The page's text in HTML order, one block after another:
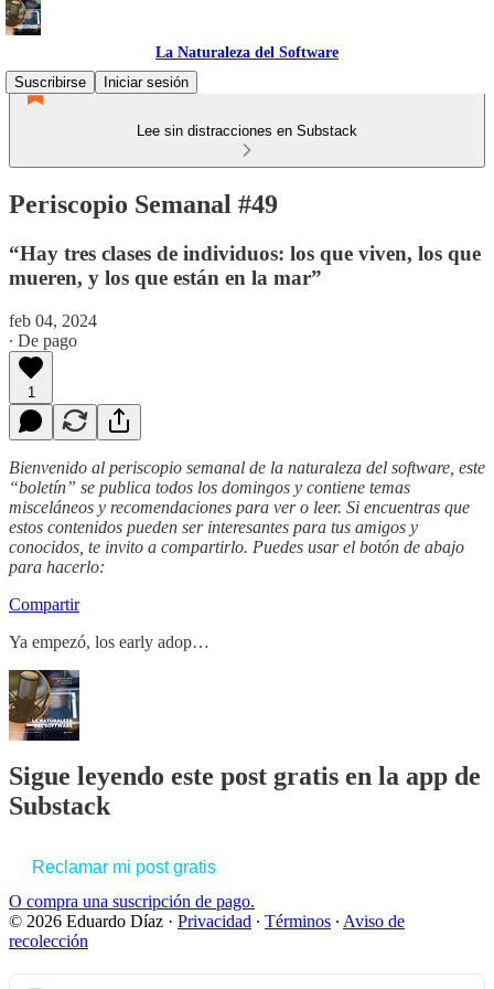
La Naturaleza del Software
Suscribirse
Iniciar sesión
Lee sin distracciones en Substack
Periscopio Semanal #49
“Hay tres clases de individuos: los que viven, los que
mueren, y los que están en la mar”
feb 04, 2024
∙ De pago
1
Bienvenido al periscopio semanal de la naturaleza del software, este
“boletín” se publica todos los domingos y contiene temas
misceláneos y recomendaciones para ver o leer. Si encuentras que
estos contenidos pueden ser interesantes para tus amigos y
conocidos, te invito a compartirlo. Puedes usar el botón de abajo
para hacerlo:
Compartir
Ya empezó, los early adop…
Sigue leyendo este post gratis en la app de
Substack
Reclamar mi post gratis
O compra una suscripción de pago.
© 2026 Eduardo Díaz · Privacidad ∙ Términos ∙ Aviso de
recolección